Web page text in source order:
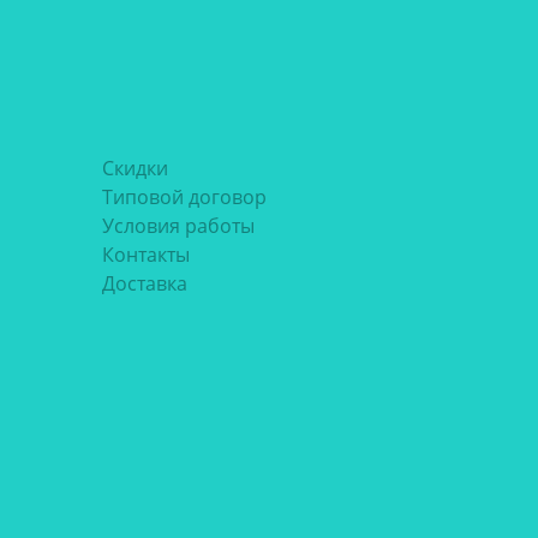
Скидки
Типовой договор
Условия работы
Контакты
Доставка